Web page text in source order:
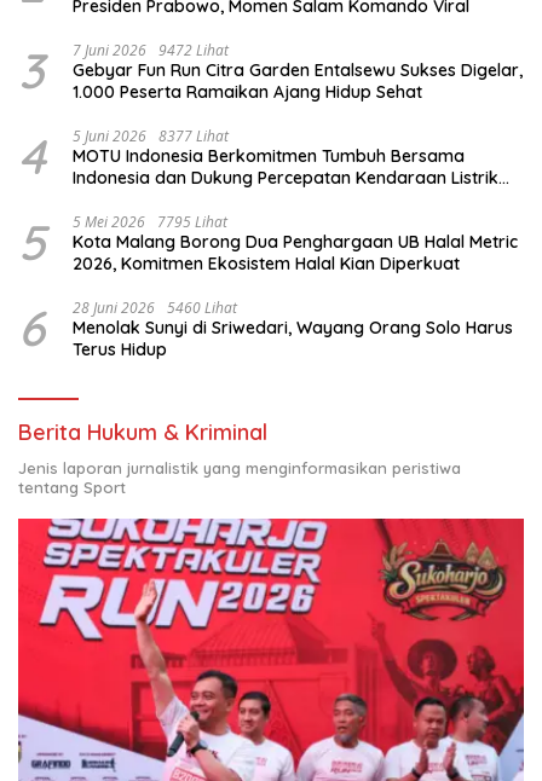
Presiden Prabowo, Momen Salam Komando Viral
3 7 Juni 2026 9472 Lihat
Gebyar Fun Run Citra Garden Entalsewu Sukses Digelar,
1.000 Peserta Ramaikan Ajang Hidup Sehat
4 5 Juni 2026 8377 Lihat
MOTU Indonesia Berkomitmen Tumbuh Bersama
Indonesia dan Dukung Percepatan Kendaraan Listrik
5 5 Mei 2026 7795 Lihat
Kota Malang Borong Dua Penghargaan UB Halal Metric
2026, Komitmen Ekosistem Halal Kian Diperkuat
6 28 Juni 2026 5460 Lihat
Menolak Sunyi di Sriwedari, Wayang Orang Solo Harus
Terus Hidup
Berita Hukum & Kriminal
Jenis laporan jurnalistik yang menginformasikan peristiwa
tentang Sport